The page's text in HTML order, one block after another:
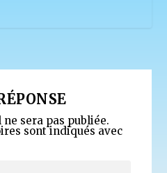
sera pas publiée.
sont indiqués avec